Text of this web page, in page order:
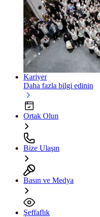
Kariyer
Daha fazla bilgi edinin
Ortak Olun
Bize Ulaşın
Basın ve Medya
Şeffaflık